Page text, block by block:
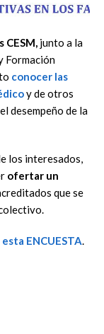
CESM, junto a la
Formación
conocer las
y de otros
desempeño de la
los interesados,
ofertar un
que se
esta ENCUESTA.